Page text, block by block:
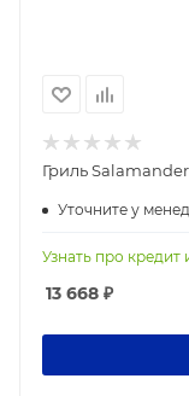
Гриль
Уточните у
Узнать про кредит
13 668 ₽